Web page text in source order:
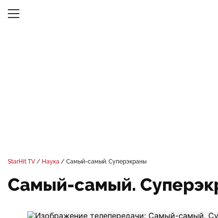
StarHit TV Наука Самый-самый. Суперэкраны
Самый-самый.